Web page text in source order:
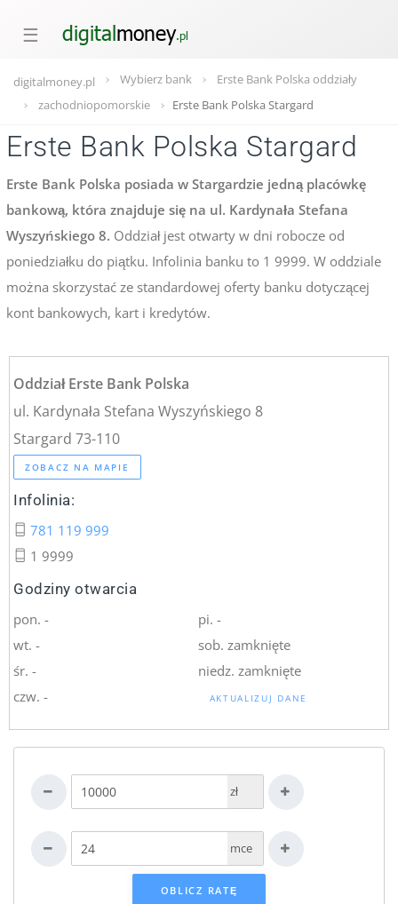
☰
digitalmoney.pl Wybierz bank
Erste Bank Polska oddziały
zachodniopomorskie
Erste Bank Polska Stargard
Erste Bank Polska Stargard
Erste Bank Polska posiada w Stargardzie jedną placówkę
bankową, która znajduje się na ul. Kardynała Stefana
Wyszyńskiego 8. Oddział jest otwarty w dni robocze od
poniedziałku do piątku. Infolinia banku to 1 9999. W oddziale
można skorzystać ze standardowej oferty banku dotyczącej
kont bankowych, kart i kredytów.
Oddział Erste Bank Polska
ul. Kardynała Stefana Wyszyńskiego 8
Stargard 73-110
ZOBACZ NA MAPIE
Infolinia:
781 119 999
1 9999
Godziny otwarcia
pon. -
wt. -
śr. -
czw. -
pi. -
sob. zamknięte
niedz. zamknięte
AKTUALIZUJ DANE
zł
mce